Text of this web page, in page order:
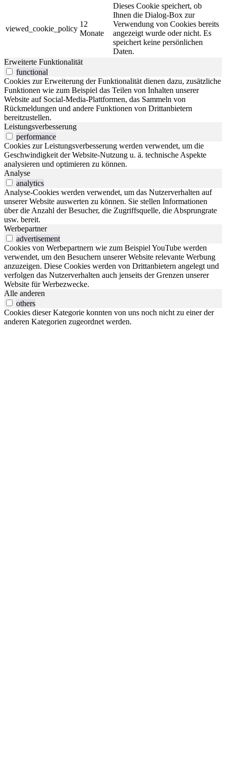
viewed_cookie_policy
12
Monate
Dieses Cookie speichert, ob
Ihnen die Dialog-Box zur
Verwendung von Cookies bereits
angezeigt wurde oder nicht. Es
speichert keine persönlichen
Daten.
Erweiterte Funktionalität
functional
Cookies zur Erweiterung der Funktionalität dienen dazu, zusätzliche
Funktionen wie zum Beispiel das Teilen von Inhalten unserer
Website auf Social-Media-Plattformen, das Sammeln von
Rückmeldungen und andere Funktionen von Drittanbietern
bereitzustellen.
Leistungsverbesserung
performance
Cookies zur Leistungsverbesserung werden verwendet, um die
Geschwindigkeit der Website-Nutzung u. ä. technische Aspekte
analysieren und optimieren zu können.
Analyse
analytics
Analyse-Cookies werden verwendet, um das Nutzerverhalten auf
unserer Website auswerten zu können. Sie stellen Informationen
über die Anzahl der Besucher, die Zugriffsquelle, die Absprungrate
usw. bereit.
Werbepartner
advertisement
Cookies von Werbepartnern wie zum Beispiel YouTube werden
verwendet, um den Besuchern unserer Website relevante Werbung
anzuzeigen. Diese Cookies werden von Drittanbietern angelegt und
verfolgen das Nutzerverhalten auch jenseits der Grenzen unserer
Website für Werbezwecke.
Alle anderen
others
Cookies dieser Kategorie konnten von uns noch nicht zu einer der
anderen Kategorien zugeordnet werden.